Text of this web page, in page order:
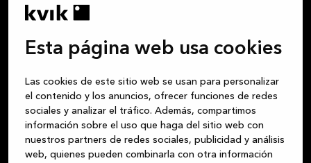
Esta página web usa cookies
Las cookies de este sitio web se usan para personalizar
el contenido y los anuncios, ofrecer funciones de redes
sociales y analizar el tráfico. Además, compartimos
información sobre el uso que haga del sitio web con
nuestros partners de redes sociales, publicidad y análisis
web, quienes pueden combinarla con otra información
Buscar una tienda